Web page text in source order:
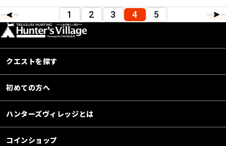
1 2 3 4 5
クエストを探す
初めての方へ
ハンターズヴィレッジとは
コインショップ